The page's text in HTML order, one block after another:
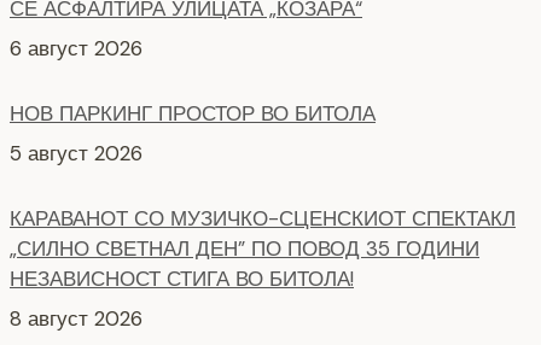
„СИЛНО СВЕТНАЛ ДЕН” ПО ПОВОД 35 ГОДИНИ
НЕЗАВИСНОСТ СТИГА ВО БИТОЛА!
СЕ АСФАЛТИРААТ УШТЕ ДВЕ УЛИЦИ КАЈ
ЗДРАВСТВEНИОТ ДОМ
7 август 2026